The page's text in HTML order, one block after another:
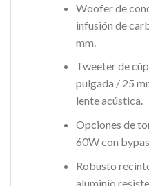
Woofer de
infusión de
mm.
Tweeter de
pulgada / 25
lente acústica.
Opciones de
60W con
Robusto
aluminio